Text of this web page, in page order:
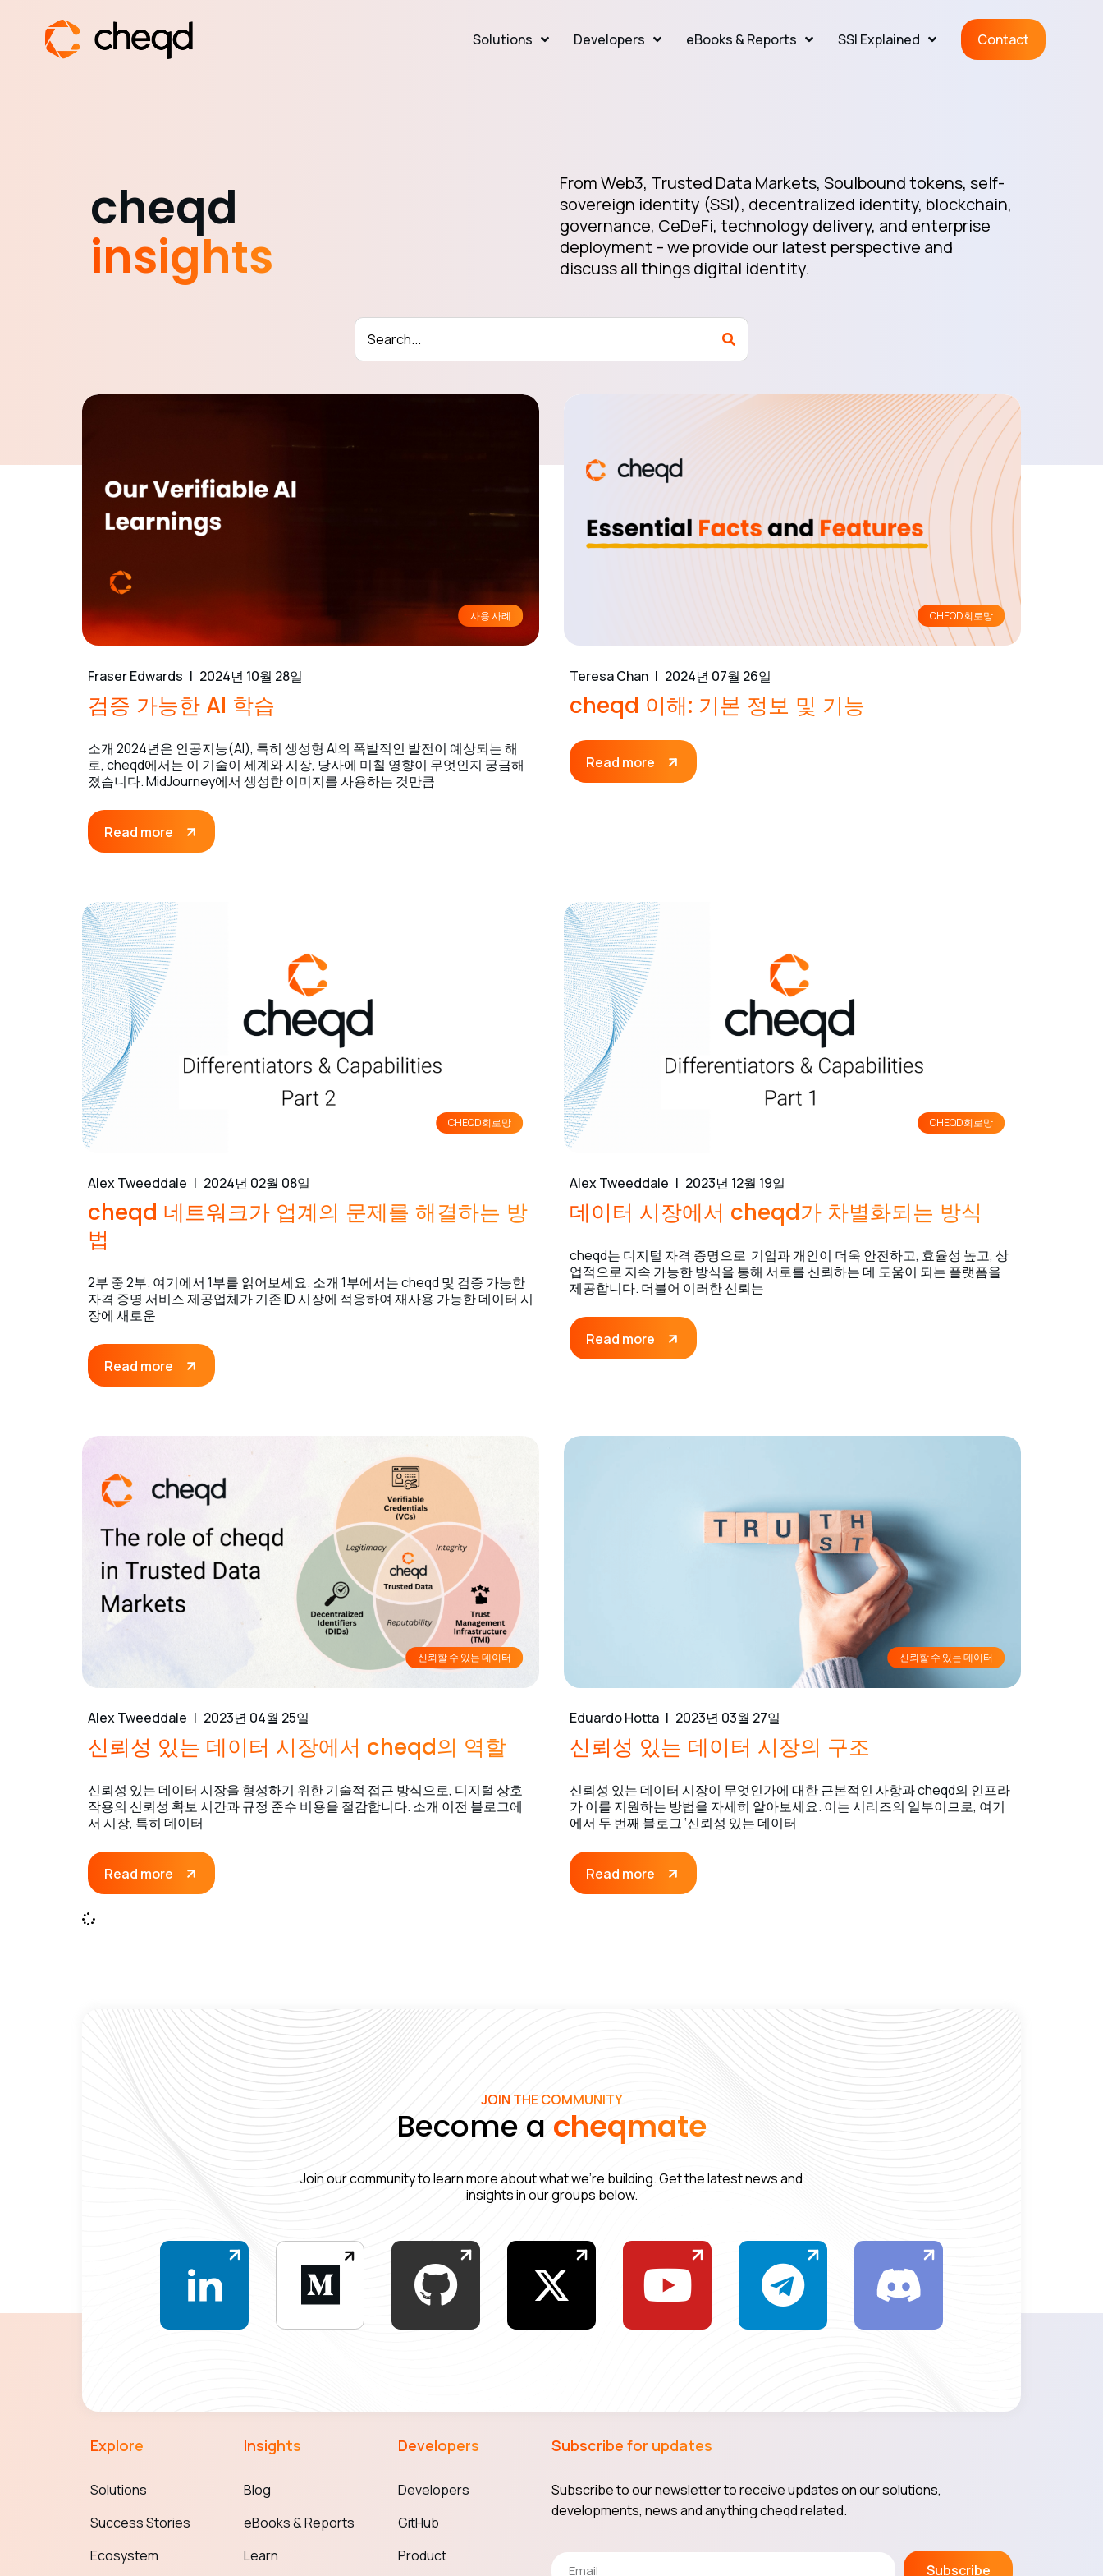
Solutions Developers eBooks & Reports SSI Explained Contact
cheqd
insights
From Web3, Trusted Data Markets, Soulbound tokens, self-
sovereign identity (SSI), decentralized identity, blockchain,
governance, CeDeFi, technology delivery, and enterprise
deployment – we provide our latest perspective and
discuss all things digital identity.
사용 사례
검증 가능한 AI 학습
소개 2024년은 인공지능(AI), 특히 생성형 AI의 폭발적인 발전이 예상되는 해
로, cheqd에서는 이 기술이 세계와 시장, 당사에 미칠 영향이 무엇인지 궁금해
졌습니다. MidJourney에서 생성한 이미지를 사용하는 것만큼
Read more
Fraser Edwards 2024년 10월 28일
CHEQD회로망
cheqd 이해: 기본 정보 및 기능
Read more
Teresa Chan 2024년 07월 26일
CHEQD회로망
cheqd 네트워크가 업계의 문제를 해결하는 방
법
2부 중 2부. 여기에서 1부를 읽어보세요. 소개 1부에서는 cheqd 및 검증 가능한
자격 증명 서비스 제공업체가 기존 ID 시장에 적응하여 재사용 가능한 데이터 시
장에 새로운
Read more
Alex Tweeddale 2024년 02월 08일
CHEQD회로망
데이터 시장에서 cheqd가 차별화되는 방식
cheqd는 디지털 자격 증명으로 기업과 개인이 더욱 안전하고, 효율성 높고, 상
업적으로 지속 가능한 방식을 통해 서로를 신뢰하는 데 도움이 되는 플랫폼을
제공합니다. 더불어 이러한 신뢰는
Read more
Alex Tweeddale 2023년 12월 19일
신뢰할 수 있는 데이터
신뢰성 있는 데이터 시장에서 cheqd의 역할
신뢰성 있는 데이터 시장을 형성하기 위한 기술적 접근 방식으로, 디지털 상호
작용의 신뢰성 확보 시간과 규정 준수 비용을 절감합니다. 소개 이전 블로그에
서 시장, 특히 데이터
Read more
Alex Tweeddale 2023년 04월 25일
신뢰할 수 있는 데이터
신뢰성 있는 데이터 시장의 구조
신뢰성 있는 데이터 시장이 무엇인가에 대한 근본적인 사항과 cheqd의 인프라
가 이를 지원하는 방법을 자세히 알아보세요. 이는 시리즈의 일부이므로, 여기
에서 두 번째 블로그 ‘신뢰성 있는 데이터
Read more
Eduardo Hotta 2023년 03월 27일
JOIN THE COMMUNITY
Become a cheqmate
Join our community to learn more about what we’re building. Get the latest news and
insights in our groups below.
Explore
Solutions
Success Stories
Ecosystem
Insights
Blog
eBooks & Reports
Learn
Developers
Developers
GitHub
Product
Subscribe for updates
Subscribe to our newsletter to receive updates on our solutions,
developments, news and anything cheqd related.
Subscribe